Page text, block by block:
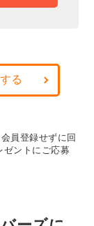
る
員登録せずに回
ゼントにご応募